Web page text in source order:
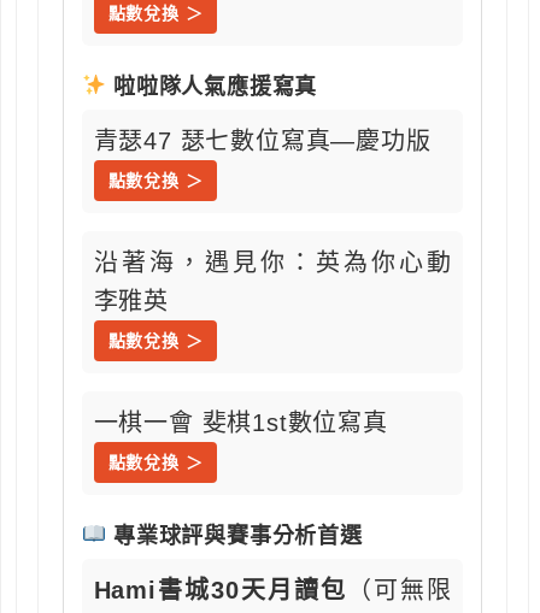
點數兌換 ＞
啦啦隊人氣應援寫真
青瑟47 瑟七數位寫真—慶功版
點數兌換 ＞
沿著海，遇見你：英為你心動
李雅英
點數兌換 ＞
一棋一會 斐棋1st數位寫真
點數兌換 ＞
專業球評與賽事分析首選
Hami書城30天月讀包 （可無限